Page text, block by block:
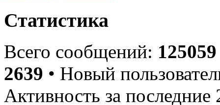
Статистика
Всего сообщений: 125059
2639 • Новый
Активность за